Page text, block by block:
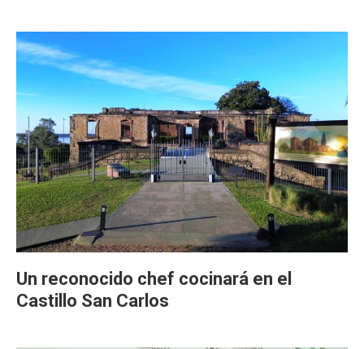
Un reconocido chef cocinará en el
Castillo San Carlos